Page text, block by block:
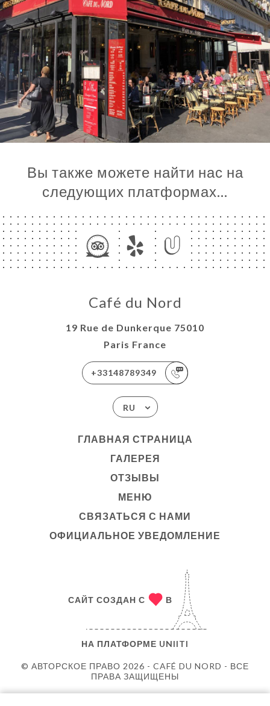
Вы также можете найти нас на
следующих платформах…
Café du Nord
19 Rue de Dunkerque 75010
Paris France
+33148789349
RU
ГЛАВНАЯ СТРАНИЦА
ГАЛЕРЕЯ
ОТЗЫВЫ
МЕНЮ
СВЯЗАТЬСЯ С НАМИ
ОФИЦИАЛЬНОЕ УВЕДОМЛЕНИЕ
© АВТОРСКОЕ ПРАВО 2026 - CAFÉ DU NORD - ВСЕ
ПРАВА ЗАЩИЩЕНЫ
САЙТ СОЗДАН С В
НА ПЛАТФОРМЕ UNIITI